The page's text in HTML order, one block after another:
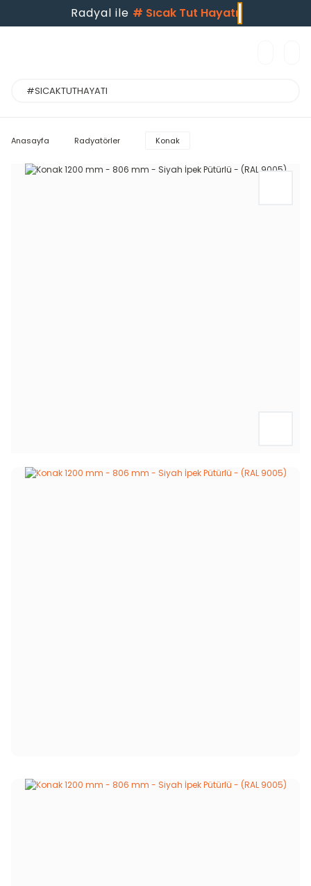
Radyal ile # Sıcak Tut Hayatı
Anasayfa Radyatörler Konak